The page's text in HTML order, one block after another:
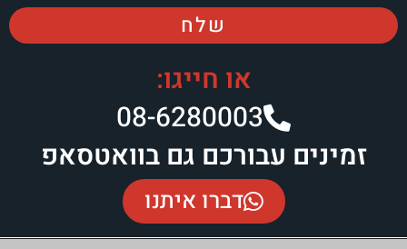
שלח
או חייגו:
08-6280003​
זמינים עבורכם גם בוואטסאפ
דברו איתנו